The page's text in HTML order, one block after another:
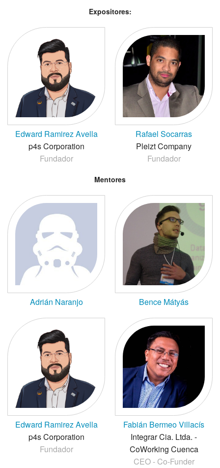
Expositores:
Edward Ramirez Avella
p4s Corporation
Fundador
Rafael Socarras
Pleizt Company
Fundador
Mentores
Adrián Naranjo Bence Mátyás
Edward Ramirez Avella
p4s Corporation
Fundador
Fabián Bermeo Villacís
Integrar Cia. Ltda. -
CoWorking Cuenca
CEO - Co-Funder